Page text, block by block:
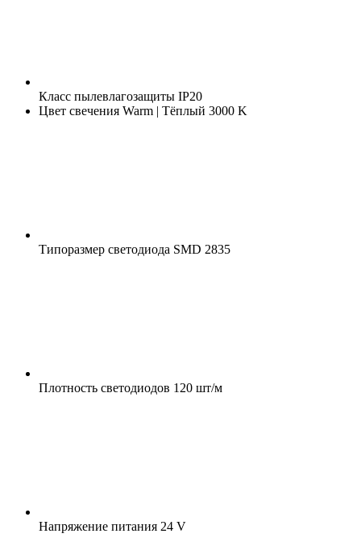
Класс пылевлагозащиты IP20
Цвет свечения Warm | Тёплый 3000 K
Типоразмер светодиода SMD 2835
Плотность светодиодов 120 шт/м
Напряжение питания 24 V